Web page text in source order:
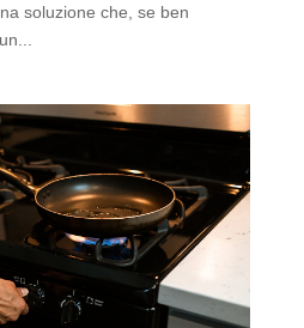
soluzione che, se ben